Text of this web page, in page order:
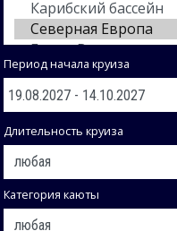
Период начала круиза
Длительность круиза
Категория каюты